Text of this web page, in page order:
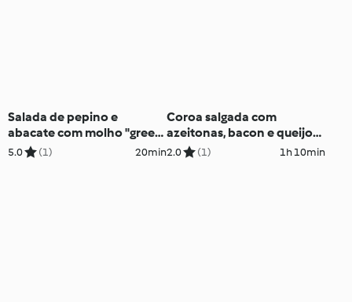
Salada de pepino e
abacate com molho "green
goddess"
5.0 (1) 20min
Coroa salgada com
azeitonas, bacon e queijo
cheddar sem glúten
2.0 (1) 1h 10min